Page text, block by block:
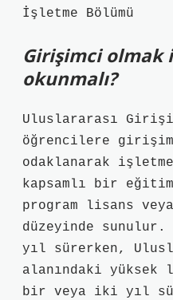
İşletme Bölümü
Girişimci olmak
okunmalı?
Uluslararası
öğrencilere
odaklanarak
kapsamlı bir
program lisans
düzeyinde sunulur.
yıl sürerken,
alanındaki yüksek
bir veya iki yıl